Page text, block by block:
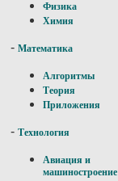
Физика
Химия
- Математика
Алгоритмы
Теория
Приложения
- Технология
Авиация и
машиностроение